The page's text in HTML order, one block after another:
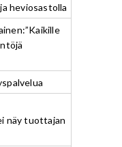
heviosastolla
näy tuottajan